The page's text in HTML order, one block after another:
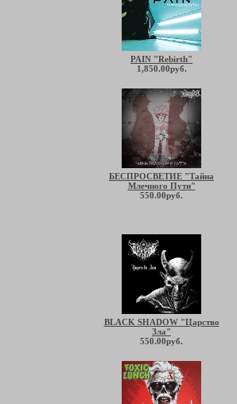
PAIN "Rebirth"
1,850.00руб.
БЕСПРОСВЕТИЕ "Тайна
Млечного Пути"
550.00руб.
BLACK SHADOW "Царство
Зла"
550.00руб.